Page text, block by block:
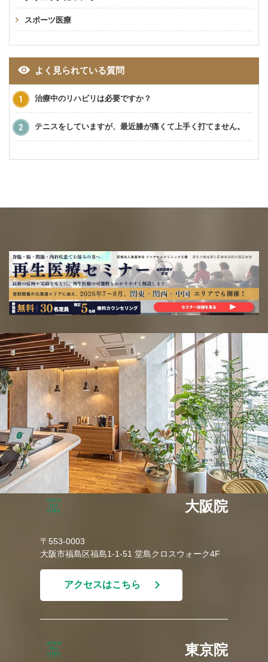
スポーツ医療
よく見られている質問
治療中のリハビリは必要ですか？
テニスをしていますが、最近膝が痛くて上手く打てません。
大阪院
〒553-0003
大阪市福島区福島1-1-51 堂島クロスウォーク4F
アクセスはこちら
東京院